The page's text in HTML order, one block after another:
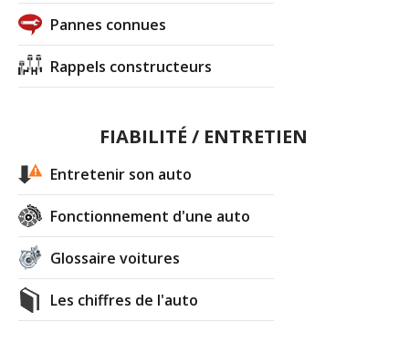
Pannes connues
Rappels constructeurs
FIABILITÉ / ENTRETIEN
Entretenir son auto
Fonctionnement d'une auto
Glossaire voitures
Les chiffres de l'auto